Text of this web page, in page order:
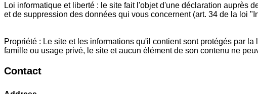
Loi informatique et liberté : le site fait l'objet d'une déclaration auprès
et de suppression des données qui vous concernent (art. 34 de la loi
Propriété : Le site et les informations qu'il contient sont protégés par
famille ou usage privé, le site et aucun élément de son contenu ne
Contact